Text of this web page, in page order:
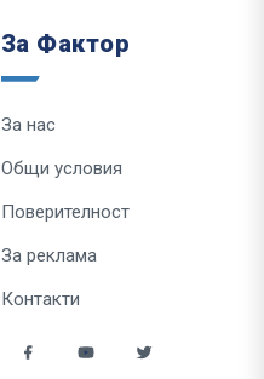
За Фактор
За нас
Общи условия
Поверителност
За реклама
Контакти